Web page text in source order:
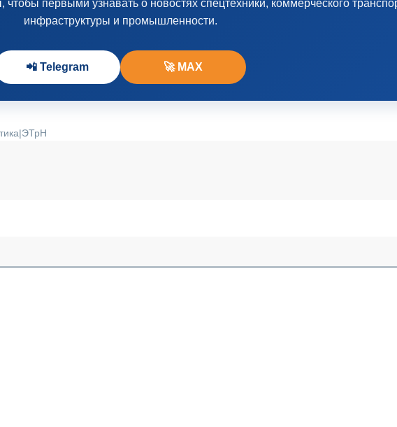
первыми узнавать о новостях спецтехники, коммерческого
инфраструктуры и промышленности.
📲 Telegram 🚀 MAX
|ЭТрН